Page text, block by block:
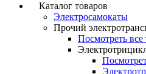
Каталог товаров
Электросамокаты
Прочий
Посмотреть все